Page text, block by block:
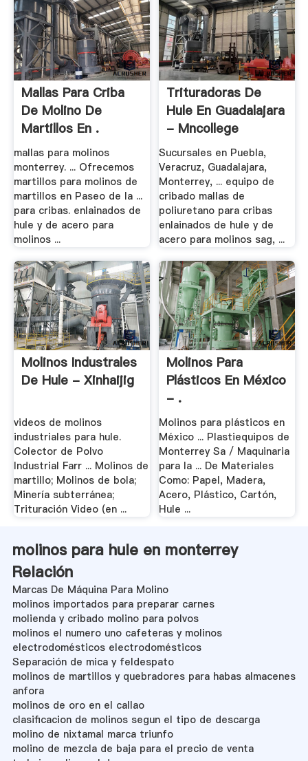
Mallas Para Criba
De Molino De
Martillos En .
mallas para molinos
monterrey. ... Ofrecemos
martillos para molinos de
martillos en Paseo de la ...
para cribas. enlainados de
hule y de acero para
molinos ...
Trituradoras De
Hule En Guadalajara
- Mncollege
Sucursales en Puebla,
Veracruz, Guadalajara,
Monterrey, ... equipo de
cribado mallas de
poliuretano para cribas
enlainados de hule y de
acero para molinos sag, ...
Molinos Industrales
De Hule - Xinhaijig
videos de molinos
industriales para hule.
Colector de Polvo
Industrial Farr ... Molinos de
martillo; Molinos de bola;
Minería subterránea;
Trituración Video (en ...
Molinos Para
Plásticos En México
- .
Molinos para plásticos en
México ... Plastiequipos de
Monterrey Sa / Maquinaria
para la ... De Materiales
Como: Papel, Madera,
Acero, Plástico, Cartón,
Hule ...
molinos para hule en monterrey
Relación
Marcas De Máquina Para Molino
molinos importados para preparar carnes
molienda y cribado molino para polvos
molinos el numero uno cafeteras y molinos
electrodomésticos electrodomésticos
Separación de mica y feldespato
molinos de martillos y quebradores para habas almacenes
anfora
molinos de oro en el callao
clasificacion de molinos segun el tipo de descarga
molino de nixtamal marca triunfo
molino de mezcla de baja para el precio de venta